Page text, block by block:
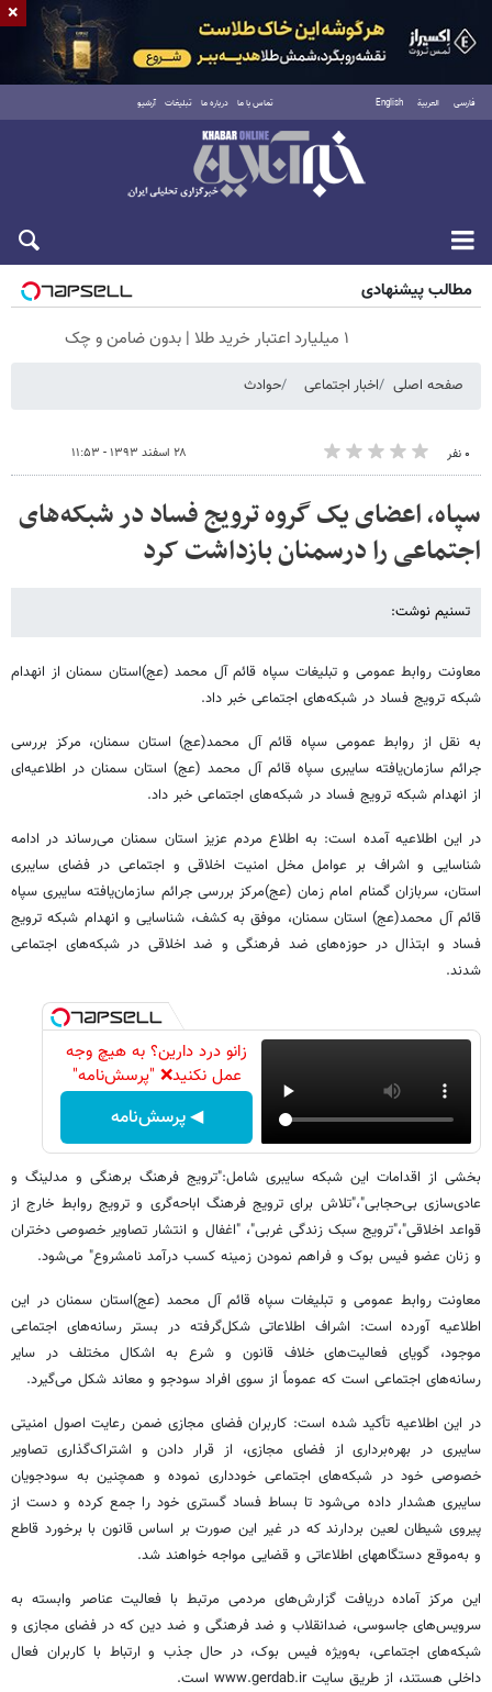
فارسی العربية English تماس با ما درباره ما تبلیغات آرشیو
پنجشنبه ۱۵ مرداد ۱۴۰۵
مطالب پیشنهادی
۱ میلیارد اعتبار خرید طلا | بدون ضامن و چک
صفحه اصلی اخبار اجتماعی حوادث
۰ نفر ۲۸ اسفند ۱۳۹۳ - ۱۱:۵۳
سپاه، اعضای یک گروه ترویج فساد در شبکه‌های
اجتماعی را درسمنان بازداشت کرد
تسنیم نوشت:
معاونت روابط عمومی و تبلیغات سپاه قائم آل محمد (عج)استان سمنان از انهدام
شبکه ترویج فساد در شبکه‌های اجتماعی‌ خبر داد.
به نقل از روابط عمومی سپاه قائم آل محمد(عج) استان سمنان، مرکز بررسی
جرائم سازمان‌یافته سایبری سپاه قائم آل محمد (عج) استان سمنان در اطلاعیه‌ای
از انهدام شبکه ترویج فساد در شبکه‌های اجتماعی خبر داد.
در این اطلاعیه آمده است: به اطلاع مردم عزیز استان سمنان می‌رساند در ادامه
شناسایی و اشراف بر عوامل مخل امنیت اخلاقی و اجتماعی در فضای سایبری
استان، سربازان گمنام امام زمان (عج)مرکز بررسی جرائم سازمان‌یافته سایبری سپاه
قائم آل محمد(عج) استان سمنان‌، موفق به کشف‌، شناسایی و انهدام شبکه ترویج
فساد و ابتذال در حوزه‌های ضد فرهنگی و ضد اخلاقی در شبکه‌های اجتماعی
شدند.
زانو درد دارین؟ به هیچ وجه
عمل نکنید❌ "پرسش‌نامه"
◀ پرسش‌نامه
بخشی از اقدامات این شبکه سایبری شامل:"ترویج فرهنگ برهنگی و مدلینگ و
عادی‌سازی بی‌حجابی"،"تلاش برای ترویج فرهنگ اباحه‌گری و ترویج روابط خارج از
قواعد اخلاقی"،"ترویج سبک زندگی غربی"، "اغفال و انتشار تصاویر خصوصی دختران
و زنان عضو فیس بوک و فراهم نمودن زمینه کسب درآمد نامشروع" می‌شود.
معاونت روابط عمومی و تبلیغات سپاه قائم آل محمد (عج)استان سمنان در این
اطلاعیه آورده است: اشراف اطلاعاتی شکل‌گرفته در بستر رسانه‌های اجتماعی
موجود‌، گویای فعالیت‌های خلاف قانون و شرع به اشکال مختلف در سایر
رسانه‌های اجتماعی است که عموماً از سوی افراد سودجو و معاند شکل می‌گیرد.
در این اطلاعیه تأکید شده است: کاربران فضای مجازی ضمن رعایت اصول امنیتی
سایبری در بهره‌برداری از فضای مجازی، از قرار دادن و اشتراک‌گذاری تصاویر
خصوصی خود در شبکه‌های اجتماعی خودداری نموده و همچنین به سودجویان
سایبری هشدار داده می‌شود تا بساط فساد گستری خود را جمع کرده و دست از
پیروی شیطان لعین بردارند که در غیر این صورت بر اساس قانون با برخورد قاطع
و به‌موقع دستگاه‎های اطلاعاتی و قضایی مواجه خواهند شد.
این مرکز آماده دریافت گزارش‌های مردمی مرتبط با فعالیت عناصر وابسته به
سرویس‌های جاسوسی، ضدانقلاب و ضد فرهنگی و ضد دین که در فضای مجازی و
شبکه‌های اجتماعی، به‌ویژه فیس بوک، در حال جذب و ارتباط با کاربران فعال
داخلی هستند، از طریق سایت www.gerdab.ir است.
×